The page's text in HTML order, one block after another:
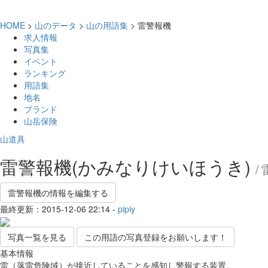
HOME > 山のデータ > 山の用語集 > 雷警報機
求人情報
写真集
イベント
ランキング
用語集
地名
ブランド
山岳保険
山道具
雷警報機(かみなりけいほうき) /
雷警報機の情報を編集する
最終更新：2015-12-06 22:14 - pipiy
写真一覧を見る
この用語の写真登録をお願いします！
基本情報
雷（落雷危険域）が接近していることを感知し警報する装置。